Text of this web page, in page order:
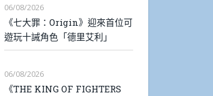
06/08/2026
《七大罪：Origin》迎來首位可
遊玩十誡角色「德里艾利」
06/08/2026
《THE KING OF FIGHTERS